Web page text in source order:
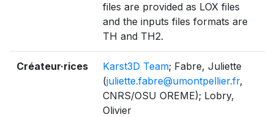
files are provided as LOX files
and the inputs files formats are
TH and TH2.
Créateur·rices Karst3D Team; Fabre, Juliette
(juliette.fabre@umontpellier.fr,
CNRS/OSU OREME); Lobry,
Olivier